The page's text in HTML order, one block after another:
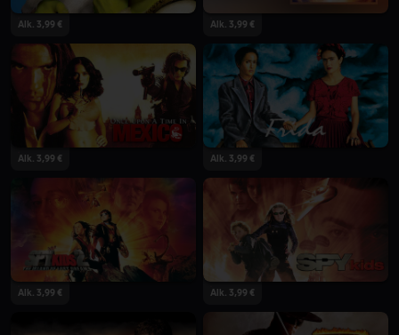
Alk. 3,99 € Alk. 3,99 €
Alk. 3,99 € Alk. 3,99 €
Alk. 3,99 € Alk. 3,99 €